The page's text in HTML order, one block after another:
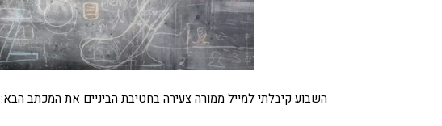
השבוע קיבלתי למייל ממורה צעירה בחטיבת הביניים את המכתב הבא: